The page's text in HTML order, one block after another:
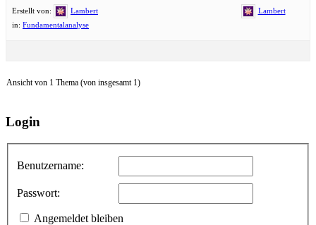
Erstellt von:
Lambert
in: Fundamentalanalyse
Lambert
Ansicht von 1 Thema (von insgesamt 1)
Login
Benutzername:
Passwort:
Angemeldet bleiben